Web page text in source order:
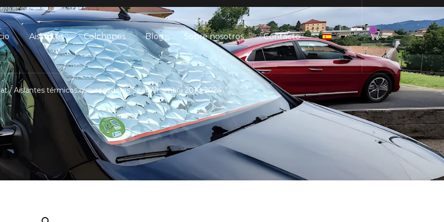
Aislantes Colchones Blog Sobre nosotros Contacto
0
/ Aislantes térmicos oscurecedores Seat Alhambra 2010-2024